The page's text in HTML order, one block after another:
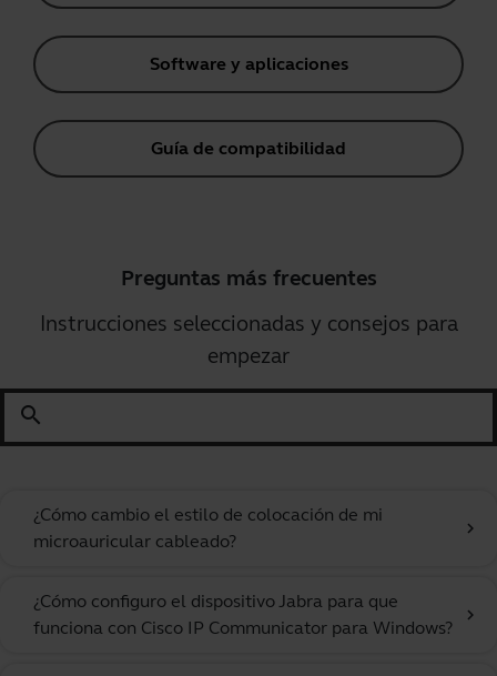
Software y aplicaciones
Guía de compatibilidad
Preguntas más frecuentes
Instrucciones seleccionadas y consejos para
empezar
search
¿Cómo cambio el estilo de colocación de mi
microauricular cableado?
chevron_right
¿Cómo configuro el dispositivo Jabra para que
funciona con Cisco IP Communicator para Windows?
chevron_right